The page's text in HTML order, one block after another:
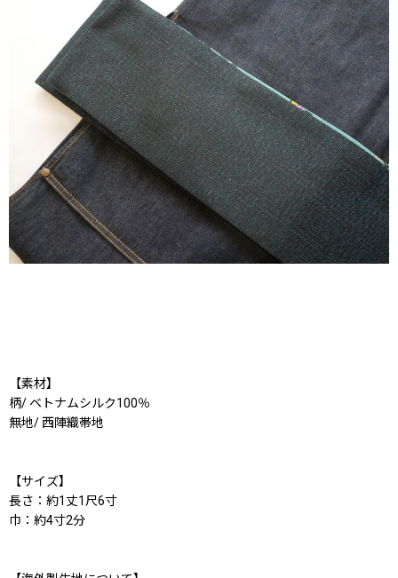
【素材】
柄/ ベトナムシルク100％
無地/ 西陣織帯地
【サイズ】
長さ：約1丈1尺6寸
巾：約4寸2分